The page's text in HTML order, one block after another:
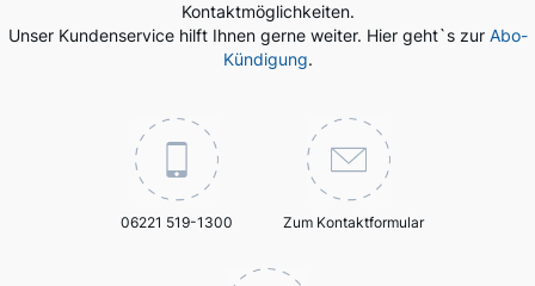
Kontaktmöglichkeiten.
Unser Kundenservice hilft Ihnen gerne weiter. Hier geht`s zur Abo-
Kündigung.
06221 519-1300 Zum Kontaktformular